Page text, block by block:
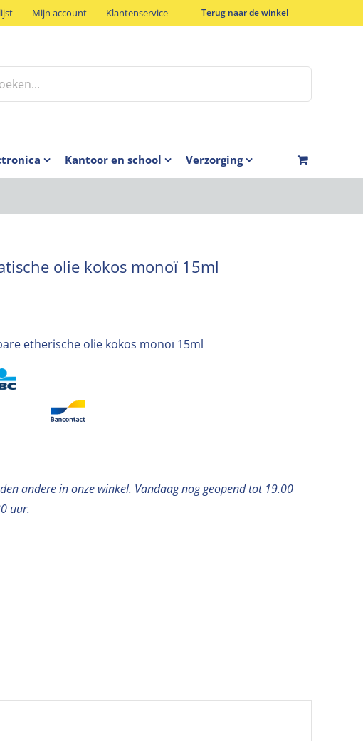
Mijn account Klantenservice Terug naar de winkel
Kantoor en school Verzorging
olie kokos monoï 15ml
etherische olie kokos monoï 15ml
andere in onze winkel. Vandaag nog geopend tot 19.00
uur.